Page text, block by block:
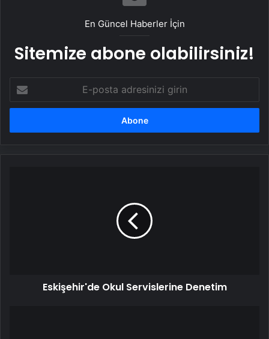
En Güncel Haberler İçin
Sitemize abone olabilirsiniz!
posta
adresinizi
Eskişehir'de Okul Servislerine Denetim